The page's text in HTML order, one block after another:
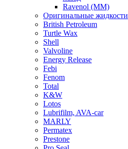
Ravenol (ММ)
Оригинальные жидкости
British Petroleum
Turtle Wax
Shell
Valvoline
Energy Release
Febi
Fenom
Total
K&W
Lotos
Lubrifilm, AVA-car
MARLY
Permatex
Prestone